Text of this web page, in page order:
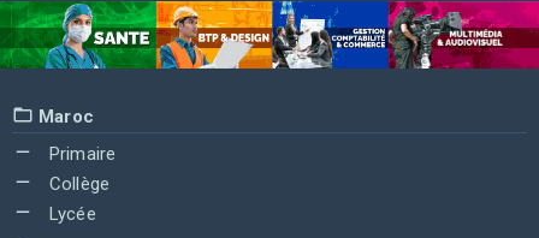
Maroc
Primaire
Collège
Lycée